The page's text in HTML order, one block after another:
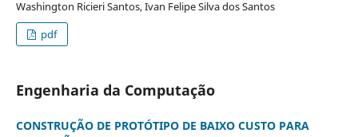
Washington Ricieri Santos, Ivan Felipe Silva dos Santos
pdf
Engenharia da Computação
CONSTRUÇÃO DE PROTÓTIPO DE BAIXO CUSTO PARA